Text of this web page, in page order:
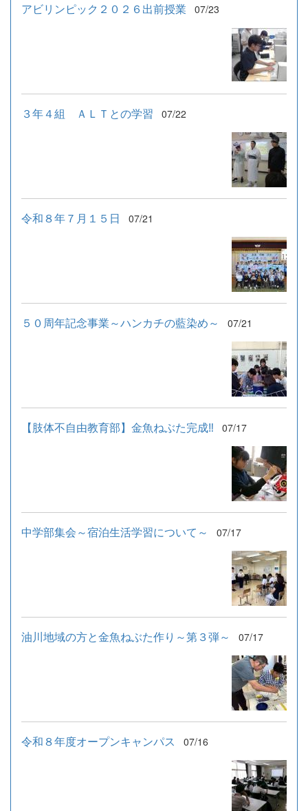
アビリンピック２０２６出前授業 07/23
３年４組 ＡＬＴとの学習 07/22
令和８年７月１５日 07/21
５０周年記念事業～ハンカチの藍染め～ 07/21
【肢体不自由教育部】金魚ねぶた完成‼ 07/17
中学部集会～宿泊生活学習について～ 07/17
油川地域の方と金魚ねぶた作り～第３弾～ 07/17
令和８年度オープンキャンパス 07/16